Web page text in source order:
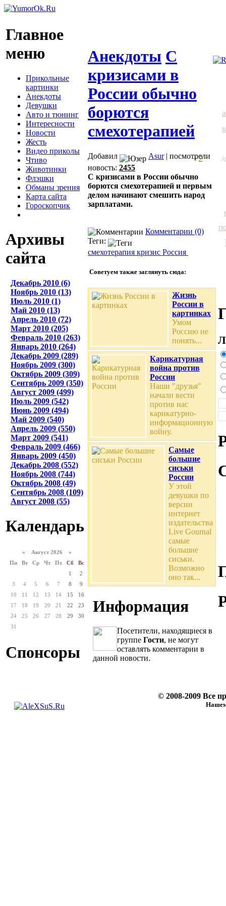
Главное
меню
Прикольные
картинки
Анекдоты
Девушки
Авто и тюнинг
Интересности
Новости
Жесть
Видео приколы
Чтиво
Животинки
Флэшки
Обманы зрения
Карта сайта
Гороскопчик
Архивы
сайта
Декабрь 2010 (6)
Ноябрь 2010 (13)
Июль 2010 (1)
Май 2010 (13)
Апрель 2010 (72)
Март 2010 (205)
Февраль 2010 (263)
Январь 2010 (264)
Декабрь 2009 (289)
Ноябрь 2009 (300)
Октябрь 2009 (309)
Сентябрь 2009 (350)
Август 2009 (499)
Июль 2009 (542)
Июнь 2009 (494)
Май 2009 (540)
Апрель 2009 (550)
Март 2009 (541)
Февраль 2009 (466)
Январь 2009 (450)
Декабрь 2008 (552)
Ноябрь 2008 (744)
Октябрь 2008 (49)
Сентябрь 2008 (109)
Август 2008 (55)
Календарь
« Август 2026 »
Пн
Вт Ср Чт Пт Сб
Вс
1
2
3
4 5 6 7 8
9
10
11 12 13 14 15
16
17
18 19 20 21 22
23
24
25 26 27 28 29
30
31
Спонсоры
Анекдоты С
кризисами в
России обычно
борются
смехотерапией
+2
Добавил Asur| посмотрели
новость: 2455
С кризисами в России обычно
борются смехотерапией и первым
делом начинают смешить народ
зарплатами.
Комментарии (0)
Теги:
смехотерапия кризис Россия
Советуем также заглянуть сюда:
Жизнь
России в
картинках
Умом
Россию не
понять...
Карикатурная
война против
России
Наши "друзья"
начали вести
против нас
карикатурно-
информационную
войну.
Самые
большие
сиськи
России
У этой
девушки по
версии
интернет
издательства
Live Gournal
самые
большие
сиськи.
Возможно
оно так...
Информация
Посетители, находящиеся в
группе Гости, не могут
оставлять комментарии в
данной новости.
© 2008-2009 Все